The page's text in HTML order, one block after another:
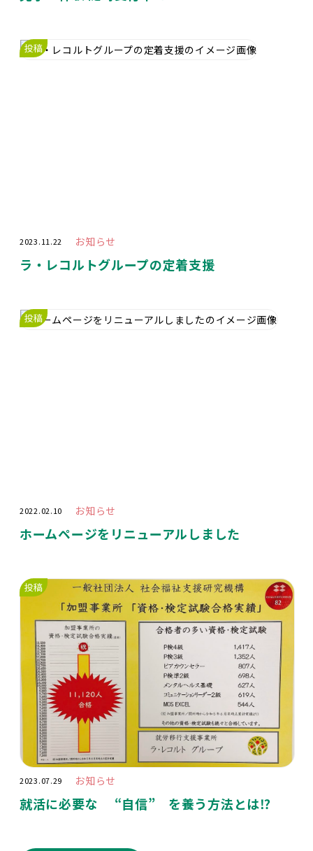
投稿
2023.11.22 お知らせ
ラ・レコルトグループの定着支援
投稿
2022.02.10 お知らせ
ホームページをリニューアルしました
投稿
2023.07.29 お知らせ
就活に必要な “自信” を養う方法とは⁉️